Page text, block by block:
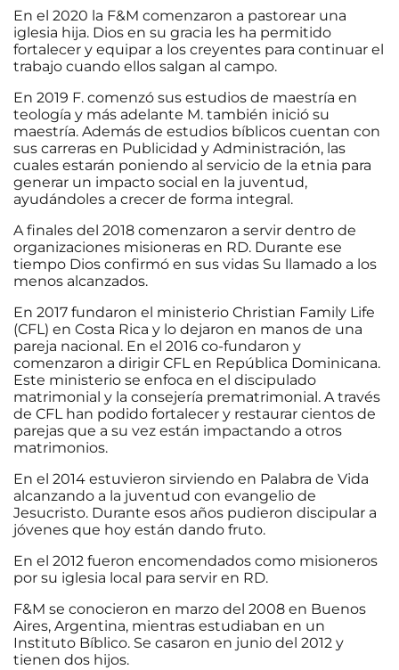
En el 2020 la F&M comenzaron a pastorear una
iglesia hija. Dios en su gracia les ha permitido
fortalecer y equipar a los creyentes para continuar el
trabajo cuando ellos salgan al campo.
En 2019 F. comenzó sus estudios de maestría en
teología y más adelante M. también inició su
maestría. Además de estudios bíblicos cuentan con
sus carreras en Publicidad y Administración, las
cuales estarán poniendo al servicio de la etnia para
generar un impacto social en la juventud,
ayudándoles a crecer de forma integral.
A finales del 2018 comenzaron a servir dentro de
organizaciones misioneras en RD. Durante ese
tiempo Dios confirmó en sus vidas Su llamado a los
menos alcanzados.
En 2017 fundaron el ministerio Christian Family Life
(CFL) en Costa Rica y lo dejaron en manos de una
pareja nacional. En el 2016 co-fundaron y
comenzaron a dirigir CFL en República Dominicana.
Este ministerio se enfoca en el discipulado
matrimonial y la consejería prematrimonial. A través
de CFL han podido fortalecer y restaurar cientos de
parejas que a su vez están impactando a otros
matrimonios.
En el 2014 estuvieron sirviendo en Palabra de Vida
alcanzando a la juventud con evangelio de
Jesucristo. Durante esos años pudieron discipular a
jóvenes que hoy están dando fruto.
En el 2012 fueron encomendados como misioneros
por su iglesia local para servir en RD.
F&M se conocieron en marzo del 2008 en Buenos
Aires, Argentina, mientras estudiaban en un
Instituto Bíblico. Se casaron en junio del 2012 y
tienen dos hijos.